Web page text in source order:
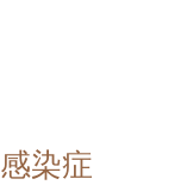
染症